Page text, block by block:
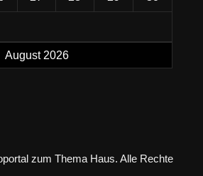
August 2026
zum Thema Haus. Alle Rechte